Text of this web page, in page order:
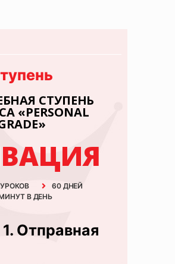
СТУПЕНЬ
«PERSONAL
60 ДНЕЙ
В ДЕНЬ
Отправная